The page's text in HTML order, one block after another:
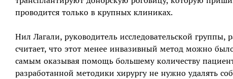
проводится только в крупных клиниках.
Нил Лагали, руководитель исследовательской группы,
считает, что этот менее инвазивный метод можно
самым оказывая помощь большему количеству
разработанной методики хирургу не нужно удалять